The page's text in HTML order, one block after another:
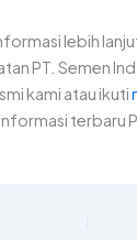
lebih
PT. Semen
kami atau ikuti
terbaru